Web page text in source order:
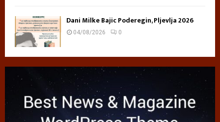
Dani Milke Bajic Poderegin, Pljevlja 2026
04/08/2026 0